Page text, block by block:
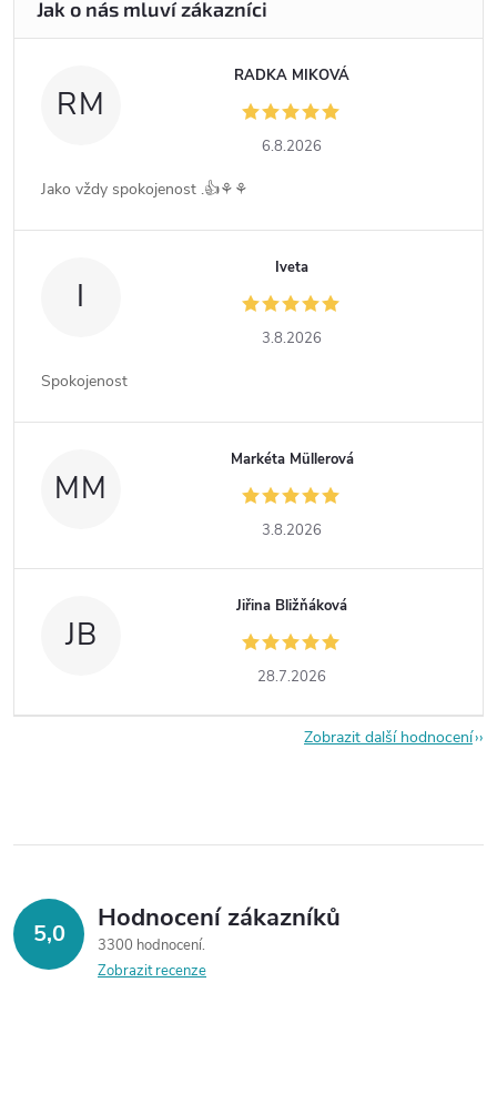
RM
RADKA MIKOVÁ
6.8.2026
Jako vždy spokojenost .👍⚘️⚘️
I
Iveta
3.8.2026
Spokojenost
MM
Markéta Müllerová
3.8.2026
JB
Jiřina Bližňáková
28.7.2026
Zobrazit další hodnocení
5,0 Hodnocení zákazníků
3300 hodnocení
Zobrazit recenze